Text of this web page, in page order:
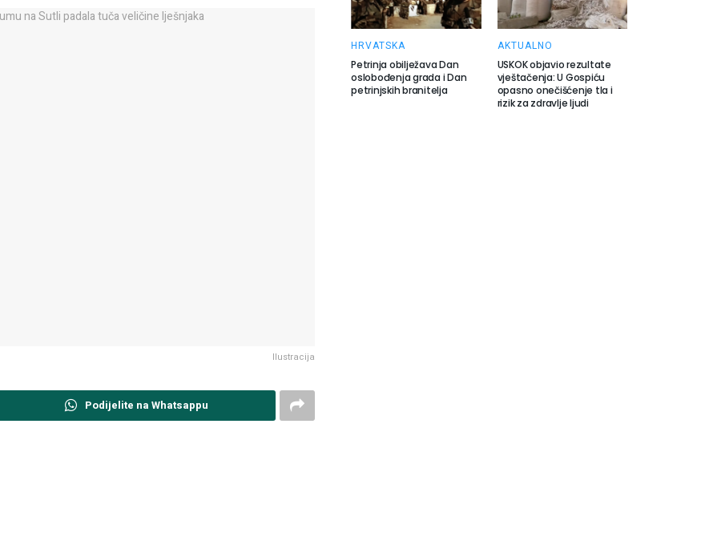
Ilustracija
Podijelite na Whatsappu
HRVATSKA
Petrinja obilježava Dan
oslobođenja grada i Dan
petrinjskih branitelja
AKTUALNO
USKOK objavio rezultate
vještačenja: U Gospiću
opasno onečišćenje tla i
rizik za zdravlje ljudi